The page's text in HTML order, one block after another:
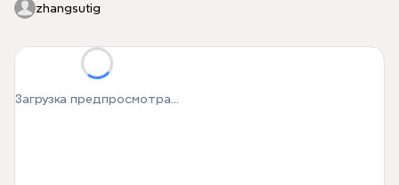
zhangsutig
Загрузка предпросмотра...